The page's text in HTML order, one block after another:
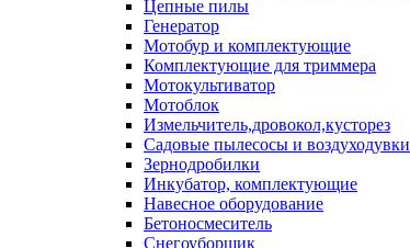
Цепные пилы
Генератор
Мотобур и комплектующие
Комплектующие для триммера
Мотокультиватор
Мотоблок
Измельчитель,дровокол,кусторез
Садовые пылесосы и воздуходувки
Зернодробилки
Инкубатор, комплектующие
Навесное оборудование
Бетоносмеситель
Снегоуборщик